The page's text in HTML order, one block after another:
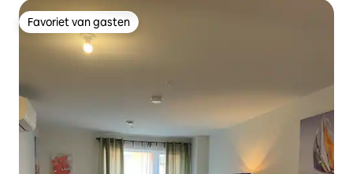
Favoriet van gasten
Favoriet van gasten